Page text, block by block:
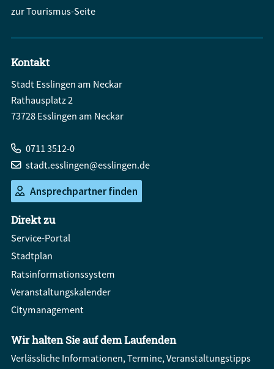
zur Tourismus-Seite
Kontakt
Stadt Esslingen am Neckar
Rathausplatz 2
73728 Esslingen am Neckar
0711 3512-0
stadt.esslingen@esslingen.de
Ansprechpartner finden
Direkt zu
Service-Portal
Stadtplan
Ratsinformationssystem
Veranstaltungskalender
Citymanagement
Wir halten Sie auf dem Laufenden
Verlässliche Informationen, Termine, Veranstaltungstipps